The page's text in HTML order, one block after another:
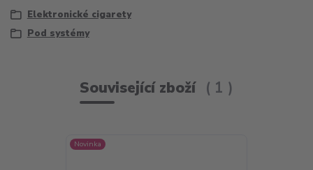
Elektronické cigarety
Pod systémy
Související zboží 1
Novinka